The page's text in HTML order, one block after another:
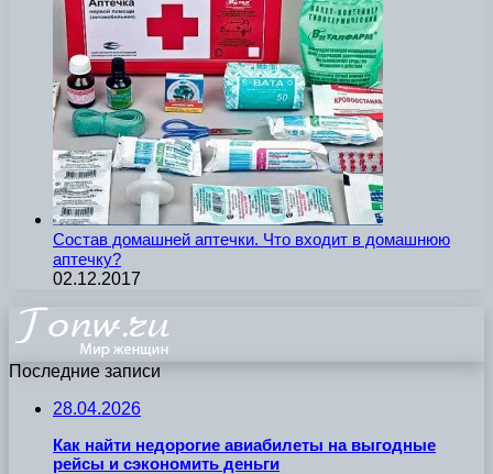
Состав домашней аптечки. Что входит в домашнюю
аптечку?
02.12.2017
Последние записи
28.04.2026
Как найти недорогие авиабилеты на выгодные
рейсы и сэкономить деньги